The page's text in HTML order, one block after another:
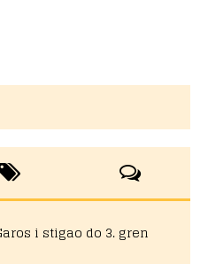
i stigao do 3. gren